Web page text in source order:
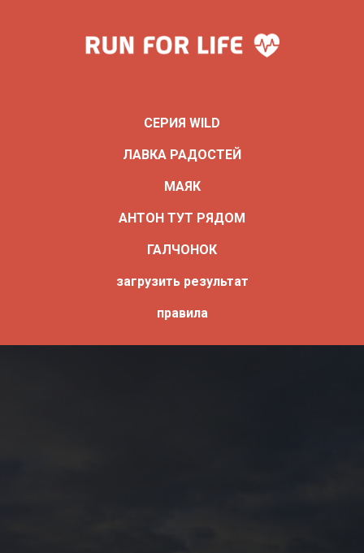
СЕРИЯ WILD
ЛАВКА РАДОСТЕЙ
МАЯК
АНТОН ТУТ РЯДОМ
ГАЛЧОНОК
загрузить результат
правила